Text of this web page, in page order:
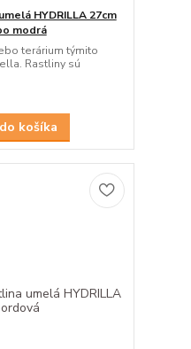
HYDRILLA 27cm
modrá
terárium týmito
Rastliny sú
košíka